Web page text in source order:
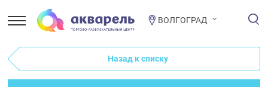
ВОЛГОГРАД
Назад к списку